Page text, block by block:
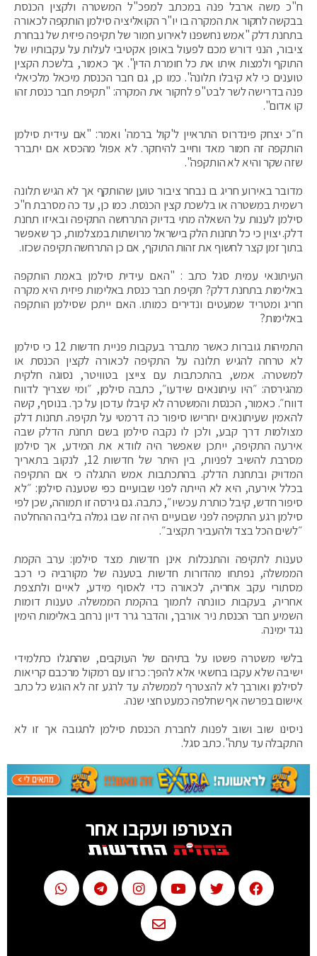
ח"כ משה ארבל פנה במכתב למפכ"ל המשטרה ולקצין הכנסת
בבקשה לחקור את המקרה בו יו"ר הקואליציה סילמן הותקפה לכאורה
בתחנת דלק "אמש נחשפנו לאירוע חמור של תקיפה פיזית של נבחרת
ציבור, הנני דורש מכם לפעול באופן אקטיבי לעלות על עקבותיו של
התוקף ולמצות איתו את כל חומרת הדין". אך כאמור, בלשכת הקצין
טוענים כי לא קיבלו תלונה". כמו כן, גם חבר הכנסת מיכאל מלכיאלי
פנה בדרישה לשר לבט"פ לחקור את המקרה: "תקיפת חבר כנסת זהו
קו אדום".
ח״כ יצחק פינדרוס התראיין ל'קול ברמה' ואמר: "אם עידית סילמן
הותקפה זה חמור מאד וחייב להיחקר. לא אפול מהכסא אם יתברר
שזה שקר והיא לא הותקפה".
מדובר באירוע חריג בו נבחר ציבור טוען שהותקף אך לא הגיש תלונה
רשמית במשטרה או בלשכת קצין הכנסת. כמו כן, עד כה מסרבת ח"כ
סילמן לענות על השאלה מתי בדיוק התרחשה התקיפה ובאיזו תחנת
דלק. יצוין כי כל תחנות הלק בישראל מרושתות במצלמות, כך שאפשר
בתוך זמן קצר לחשוף את זהות התוקף, אם כן התרחשה תקיפה שכזו.
העיתונאי עמית סגל כתב : "האם עידית סילמן באמת הותקפה
באלימות בתחנת דלק? תקיפת חבר כנסת באלימות פיזית היא מקרה
חריג ומטריד שמעטים ונדירים כמותו. האם ייתכן שסילמן הותקפה
באלימות?
התמיהות גוברות כאשר מתברר בעקבות פניית חדשות 12 כי סילמן
לא טרחה להגיש תלונה על התקיפה לכאורה לקצין הכנסת או
למשטרה. אמש, בהתכתבות עם צייצן בטוויטר, נסוגה חלקית
מהגירסה: ״היו עיתונאים שידעו״, כתבה סילמן, ״ומי שצריך לדווח
דווח״. כאמור, הכנסת והמשטרה לא קיבלו עדכון על כך. בנוסף, קשה
להאמין שעיתונאים יחרישו סיפור כה דרמטי על תקיפה. תחנות דלק
מצולמות דרך קבע, ולכן לו נקבה סילמן בשם תחנת הדלק שבה
אירעה התקיפה, ייתכן שאפשר היה לוודא את המידע, אך סילמן
מסרבת להשיב לפניות, בין היתר של חדשות 12, לנקוב בתאריך
המדויק ובתחנת הדלק. בהתכתבות אמש התגלה כי אם התקיפה
בכלל אירעה, היא לא הייתה לפני שבועיים כפי שטענה סילמן: ״לא
סיפור חדש, קיבל כותרת עכשיו״, כתבה. גם גירסה זו תמוהה, שכן לפי
סילמן רגע התקיפה לפני שבועיים היה זה שבו גמלה בליבה ההחלטה
״לשים הכל בצד ולהעביר תקציב״.
טענות לתקיפה והתנכלות אינן חדשות מצד סילמן: ערב הקמת
הממשלה, נפתחו מהדורות חדשות בטענה של מקורביה כי רכב
מסתורי עקב אחריה, לכאורה כדי לאסוף מידע, לאיים ולתצפת
אחריה, בעקבות כוונתה לתמוך בהקמת הממשלה. טענות דומות
השמיע חבר הכנסת ניר אורבך, והדבר גרר דיון נרחב באלימות הימין
נגד ימינה.
בלשי משטרה פשטו על בתיהם של העוקבים, שהתגלו כתלמידי
ישיבה שלא עקבו בחשאי אלא להפך: כרזו עם רמקול מרכבם קריאות
לסילמן ואורבך לא להצטרף לממשלה. עד לרגע זה לא הוגש כל כתב
אישום בפרשה אף שחלפה כמעט חצי שנה.
ניסינו שוב ושוב לפנות לחברת הכנסת סילמן לתגובה אך זו לא
התקבלה עד עתה". כתב סגל.
הצטרפו ועקבו אחר